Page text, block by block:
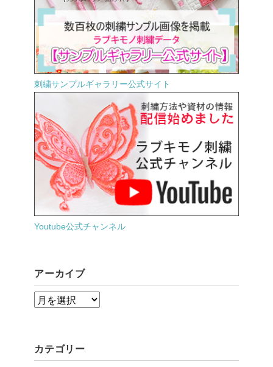
刺繍サンプルギャラリー公式サイト
Youtube公式チャンネル
アーカイブ
ア
イ
カテゴリー